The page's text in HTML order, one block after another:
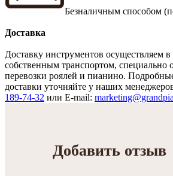
Безналичным способом
Доставка
Доставку инструментов осуществляем
собственным транспортом, специально
перевозки роялей и пианино.
доставки уточняйте у наших
189-74-32 или E-mail:
Добавить отзыв